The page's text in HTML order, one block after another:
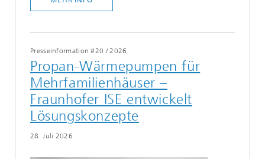
Presseinformation #20 /2026
Propan-Wärmepumpen für
Mehrfamilienhäuser –
Fraunhofer ISE entwickelt
Lösungskonzepte
28. Juli 2026